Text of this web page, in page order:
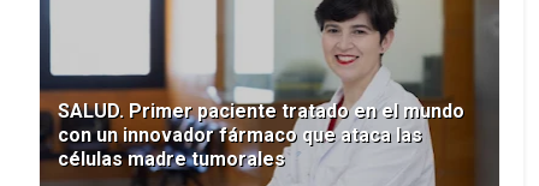
SALUD. Primer paciente tratado en el mundo
con un innovador fármaco que ataca las
células madre tumorales